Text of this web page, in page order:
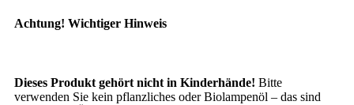
Achtung! Wichtiger Hinweis
Dieses Produkt gehört nicht in Kinderhände! Bitte
verwenden Sie kein pflanzliches oder Biolampenöl – das sind